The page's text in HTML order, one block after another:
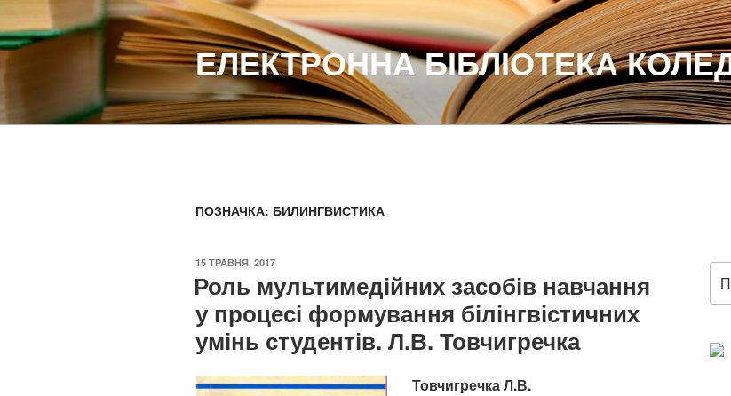
Перейти
до
вмісту
ЕЛЕКТРОННА БІБЛІОТЕКА
ПОЗНАЧКА: БИЛИНГВИСТИКА
ОПУБЛІКОВАНО
15 ТРАВНЯ, 2017
Роль мультимедійних засобів навчання
у процесі формування білінгвістичних
умінь студентів. Л.В. Товчигречка
Товчигречка Л.В.
за